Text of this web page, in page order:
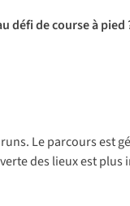
de course à pied
Le parcours est
des lieux est